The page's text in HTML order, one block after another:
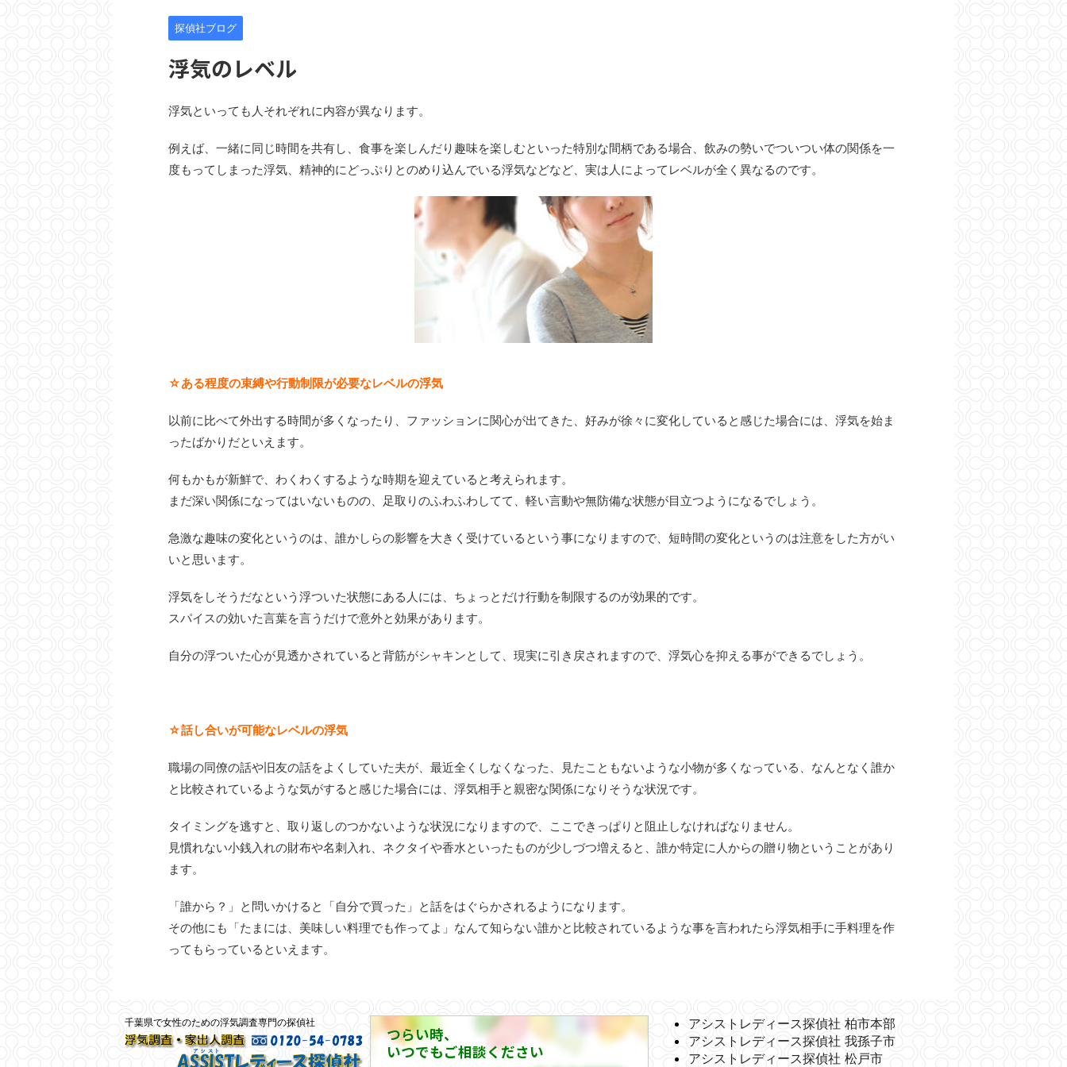
探偵社ブログ
浮気のレベル
浮気といっても人それぞれに内容が異なります。
例えば、一緒に同じ時間を共有し、食事を楽しんだり趣味を楽しむといった特別な間柄である場合、飲みの勢いでついつい体の関係を一
度もってしまった浮気、精神的にどっぷりとのめり込んでいる浮気などなど、実は人によってレベルが全く異なるのです。
☆ある程度の束縛や行動制限が必要なレベルの浮気
以前に比べて外出する時間が多くなったり、ファッションに関心が出てきた、好みが徐々に変化していると感じた場合には、浮気を始ま
ったばかりだといえます。
何もかもが新鮮で、わくわくするような時期を迎えていると考えられます。
まだ深い関係になってはいないものの、足取りのふわふわしてて、軽い言動や無防備な状態が目立つようになるでしょう。
急激な趣味の変化というのは、誰かしらの影響を大きく受けているという事になりますので、短時間の変化というのは注意をした方がい
いと思います。
浮気をしそうだなという浮ついた状態にある人には、ちょっとだけ行動を制限するのが効果的です。
スパイスの効いた言葉を言うだけで意外と効果があります。
自分の浮ついた心が見透かされていると背筋がシャキンとして、現実に引き戻されますので、浮気心を抑える事ができるでしょう。
☆話し合いが可能なレベルの浮気
職場の同僚の話や旧友の話をよくしていた夫が、最近全くしなくなった、見たこともないような小物が多くなっている、なんとなく誰か
と比較されているような気がすると感じた場合には、浮気相手と親密な関係になりそうな状況です。
タイミングを逃すと、取り返しのつかないような状況になりますので、ここできっぱりと阻止しなければなりません。
見慣れない小銭入れの財布や名刺入れ、ネクタイや香水といったものが少しづつ増えると、誰か特定に人からの贈り物ということがあり
ます。
「誰から？」と問いかけると「自分で買った」と話をはぐらかされるようになります。
その他にも「たまには、美味しい料理でも作ってよ」なんて知らない誰かと比較されているような事を言われたら浮気相手に手料理を作
ってもらっているといえます。
つらい時、
いつでもご相談ください
アシストレディース探偵社 柏市本部
アシストレディース探偵社 我孫子市
アシストレディース探偵社 松戸市
千葉県で女性のための浮気調査専門の探偵社